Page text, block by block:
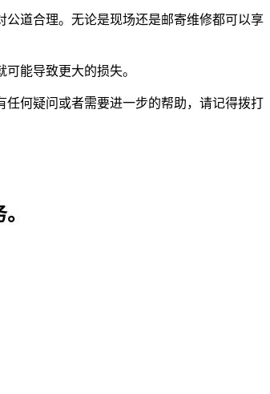
道合理。无论是现场还是邮寄维修都可以享
能导致更大的损失。
何疑问或者需要进一步的帮助，请记得拨打